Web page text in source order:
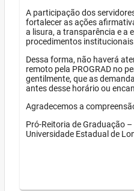
A participação dos
fortalecer as ações
a lisura, a transparência e a
procedimentos
Dessa forma, não haverá
remoto pela PROGRAD no
gentilmente, que as
antes desse horário ou
Agradecemos a
Pró-Reitoria de Graduação –
Universidade Estadual de